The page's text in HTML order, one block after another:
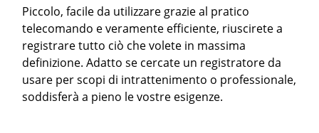
Piccolo, facile da utilizzare grazie al pratico
telecomando e veramente efficiente, riuscirete a
registrare tutto ciò che volete in massima
definizione. Adatto se cercate un registratore da
usare per scopi di intrattenimento o professionale,
soddisferà a pieno le vostre esigenze.